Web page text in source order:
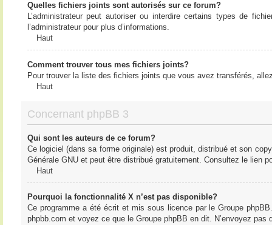
Quelles fichiers joints sont autorisés sur ce forum?
L’administrateur peut autoriser ou interdire certains types de
l’administrateur pour plus d’informations.
Haut
Comment trouver tous mes fichiers joints?
Pour trouver la liste des fichiers joints que vous avez transférés,
Haut
Concernant phpBB 3
Qui sont les auteurs de ce forum?
Ce logiciel (dans sa forme originale) est produit, distribué et son
Générale GNU et peut être distribué gratuitement. Consultez le lien
Haut
Pourquoi la fonctionnalité X n’est pas disponible?
Ce programme a été écrit et mis sous licence par le Groupe
phpbb.com et voyez ce que le Groupe phpBB en dit. N’envoyez